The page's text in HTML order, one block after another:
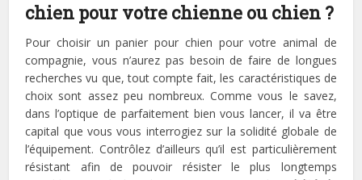
chien pour votre chienne ou chien ?
Pour choisir un panier pour chien pour votre animal de
compagnie, vous n’aurez pas besoin de faire de longues
recherches vu que, tout compte fait, les caractéristiques de
choix sont assez peu nombreux. Comme vous le savez,
dans l’optique de parfaitement bien vous lancer, il va être
capital que vous vous interrogiez sur la solidité globale de
l’équipement. Contrôlez d’ailleurs qu’il est particulièrement
résistant afin de pouvoir résister le plus longtemps